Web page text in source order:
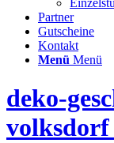
Partner
Gutscheine
Kontakt
Menü Menü
deko-